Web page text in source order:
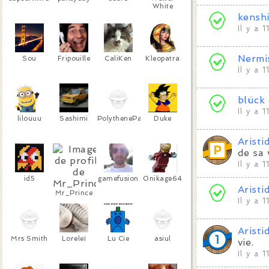
White
Sou Fripouille CaliKen Kleopatra
lilouuu Sashimi PolythenePam Duke
id5
Mr_Prince
gamefusion Onikage64
Mrs Smith Loreleï Lu Cie asiul
Il y a
Il y a
blück
Il y a
de sa
Il y a
Il y a
vie.
Il y a